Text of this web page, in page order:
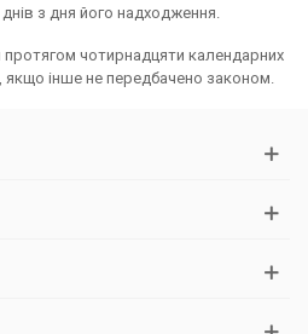
з дня його надходження.
чотирнадцяти календарних
якщо інше не передбачено законом.